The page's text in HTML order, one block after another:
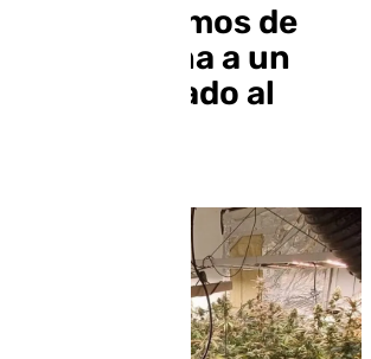
20.286 gramos de
marihuana a un
dedicado al